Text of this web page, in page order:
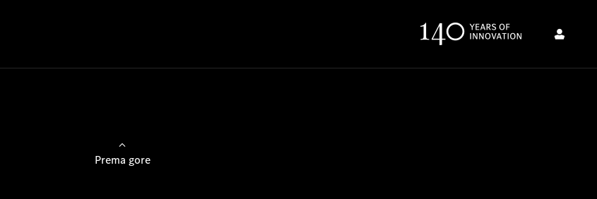
Prema gore